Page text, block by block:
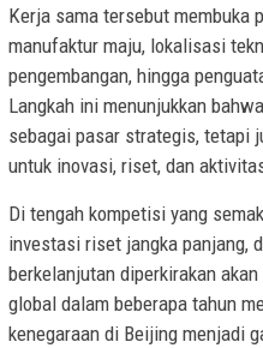
Kerja sama tersebut membuka
manufaktur maju, lokalisasi
pengembangan, hingga
Langkah ini menunjukkan
sebagai pasar strategis, tetapi
untuk inovasi, riset, dan
Di tengah kompetisi yang
investasi riset jangka panjang,
berkelanjutan diperkirakan
global dalam beberapa tahun
kenegaraan di Beijing menjadi